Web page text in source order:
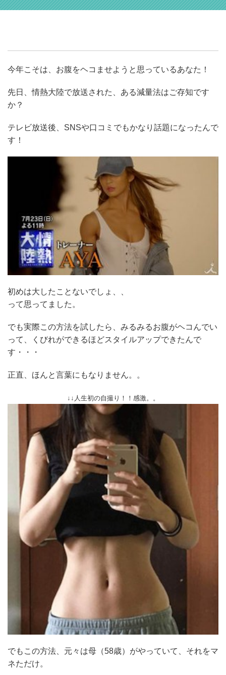
今年こそは、お腹をヘコませようと思っているあなた！
先日、情熱大陸で放送された、ある減量法はご存知です
か？
テレビ放送後、SNSや口コミでもかなり話題になったんで
す！
初めは大したことないでしょ、、
って思ってました。
でも実際この方法を試したら、みるみるお腹がヘコんでい
って、くびれができるほどスタイルアップできたんで
す・・・
正直、ほんと言葉にもなりません。。
↓↓人生初の自撮り！！感激。。
でもこの方法、元々は母（58歳）がやっていて、それをマ
ネただけ。